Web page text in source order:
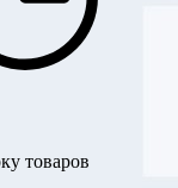
товаров